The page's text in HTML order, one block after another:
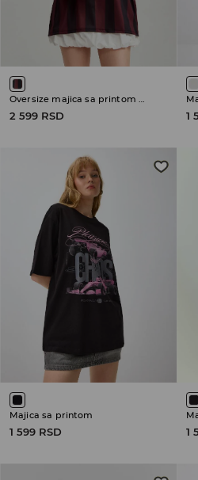
Oversize majica sa printom Coca-Cola
2 599 RSD 1
Majica sa printom
1 599 RSD 1